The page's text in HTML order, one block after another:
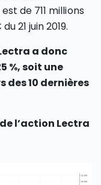
de 711 millions
21 juin 2019.
a donc
%, soit une
des 10 dernières
l’action Lectra